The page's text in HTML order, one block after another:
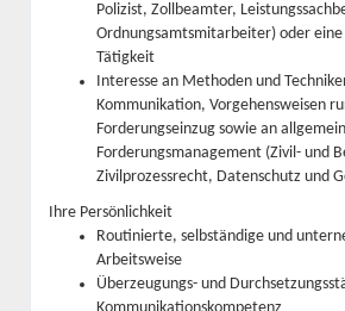
Polizist, Zollbeamter,
Ordnungsamtsmitarbeiter) oder
Tätigkeit
Interesse an Methoden und
Kommunikation, Vorgehensweisen
Forderungseinzug sowie an
Forderungsmanagement (Zivil- und
Zivilprozessrecht, Datenschutz und
Ihre Persönlichkeit
Routinierte, selbständige und
Arbeitsweise
Überzeugungs- und